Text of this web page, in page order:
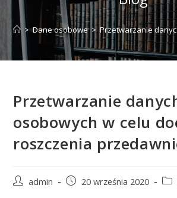
> Dane osobowe > Przetwarzanie
Przetwarzanie
osobowych w celu
roszczenia
Postadmin
Post20 września 2020